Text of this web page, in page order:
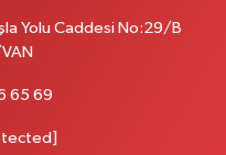
mahallesi terzioğlu, Eski
Yolu Caddesi No:29/B
VAN
65 69